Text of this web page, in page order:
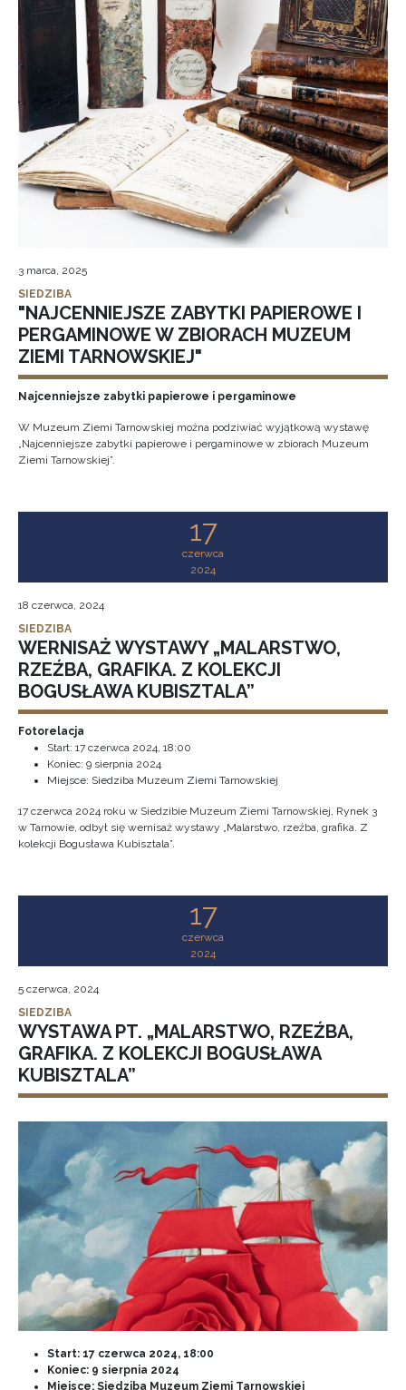
3 marca, 2025
SIEDZIBA
"NAJCENNIEJSZE ZABYTKI PAPIEROWE I
PERGAMINOWE W ZBIORACH MUZEUM
ZIEMI TARNOWSKIEJ"
Najcenniejsze zabytki papierowe i pergaminowe
W Muzeum Ziemi Tarnowskiej można podziwiać wyjątkową wystawę
„Najcenniejsze zabytki papierowe i pergaminowe w zbiorach Muzeum
Ziemi Tarnowskiej”.
17
czerwca
2024
18 czerwca, 2024
SIEDZIBA
WERNISAŻ WYSTAWY „MALARSTWO,
RZEŹBA, GRAFIKA. Z KOLEKCJI
BOGUSŁAWA KUBISZTALA”
Fotorelacja
Start: 17 czerwca 2024, 18:00
Koniec: 9 sierpnia 2024
Miejsce: Siedziba Muzeum Ziemi Tarnowskiej
17 czerwca 2024 roku w Siedzibie Muzeum Ziemi Tarnowskiej, Rynek 3
w Tarnowie, odbył się wernisaż wystawy „Malarstwo, rzeźba, grafika. Z
kolekcji Bogusława Kubisztala”.
17
czerwca
2024
5 czerwca, 2024
SIEDZIBA
WYSTAWA PT. „MALARSTWO, RZEŹBA,
GRAFIKA. Z KOLEKCJI BOGUSŁAWA
KUBISZTALA”
Start: 17 czerwca 2024, 18:00
Koniec: 9 sierpnia 2024
Miejsce: Siedziba Muzeum Ziemi Tarnowskiej